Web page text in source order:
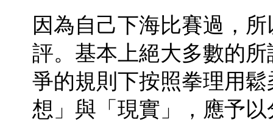
因為自己下海比賽過，
評。基本上絕大多數的
爭的規則下按照拳理用
想」與「現實」，應予